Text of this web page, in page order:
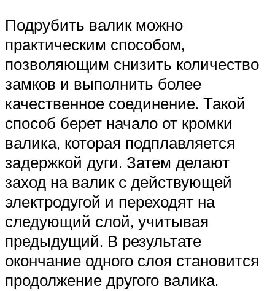
Подрубить валик можно
практическим способом,
позволяющим снизить количество
замков и выполнить более
качественное соединение. Такой
способ берет начало от кромки
валика, которая подплавляется
задержкой дуги. Затем делают
заход на валик с действующей
электродугой и переходят на
следующий слой, учитывая
предыдущий. В результате
окончание одного слоя становится
продолжение другого валика.